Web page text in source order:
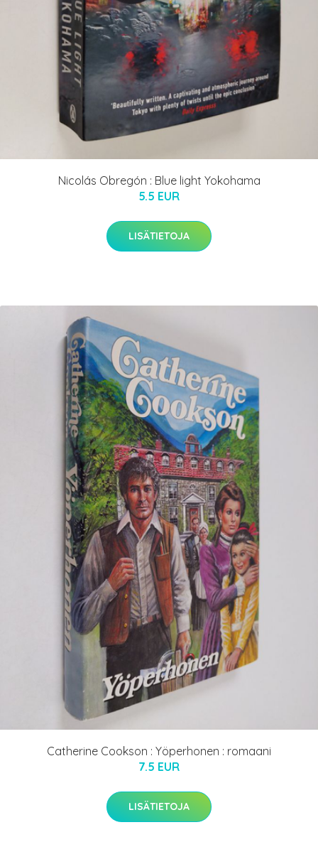
Nicolás Obregón : Blue light Yokohama
5.5 EUR
LISÄTIETOJA
Catherine Cookson : Yöperhonen : romaani
7.5 EUR
LISÄTIETOJA